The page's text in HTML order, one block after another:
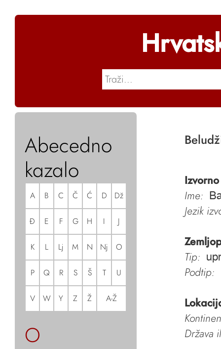
Abecedno
kazalo
A B C Č Ć D Dž
Đ E F G H I J
K L Lj M N Nj O
P Q R S Š T U
V W Y Z Ž A-Ž
O
Ime:
Jezik
Tip:
Podtip:
Država